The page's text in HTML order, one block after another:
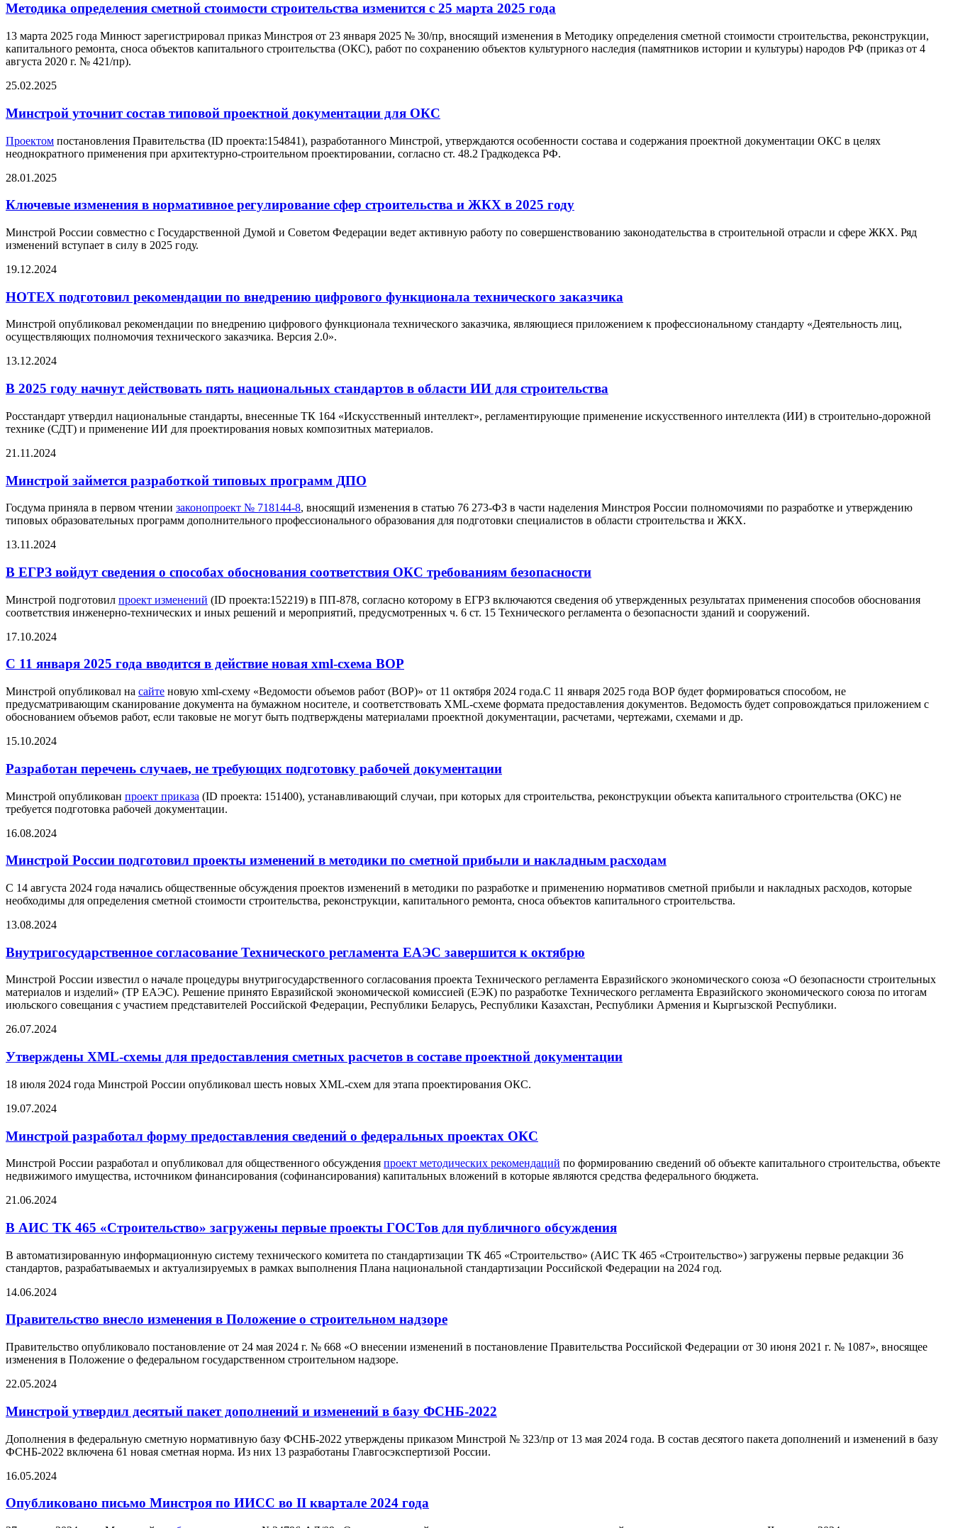
Методика определения сметной стоимости строительства изменится с 25 марта 2025 года
13 марта 2025 года Минюст зарегистрировал приказ Минстроя от 23 января 2025 № 30/пр, вносящий изменения в Методику определения сметной стоимости строительства, реконструкции,
капитального ремонта, сноса объектов капитального строительства (ОКС), работ по сохранению объектов культурного наследия (памятников истории и культуры) народов РФ (приказ от 4
августа 2020 г. № 421/пр).
25.02.2025
Минстрой уточнит состав типовой проектной документации для ОКС
Проектом постановления Правительства (ID проекта:154841), разработанного Минстрой, утверждаются особенности состава и содержания проектной документации ОКС в целях
неоднократного применения при архитектурно-строительном проектировании, согласно ст. 48.2 Градкодекса РФ.
28.01.2025
Ключевые изменения в нормативное регулирование сфер строительства и ЖКХ в 2025 году
Минстрой России совместно с Государственной Думой и Советом Федерации ведет активную работу по совершенствованию законодательства в строительной отрасли и сфере ЖКХ. Ряд
изменений вступает в силу в 2025 году.
19.12.2024
НОТЕХ подготовил рекомендации по внедрению цифрового функционала технического заказчика
Минстрой опубликовал рекомендации по внедрению цифрового функционала технического заказчика, являющиеся приложением к профессиональному стандарту «Деятельность лиц,
осуществляющих полномочия технического заказчика. Версия 2.0».
13.12.2024
В 2025 году начнут действовать пять национальных стандартов в области ИИ для строительства
Росстандарт утвердил национальные стандарты, внесенные ТК 164 «Искусственный интеллект», регламентирующие применение искусственного интеллекта (ИИ) в строительно-дорожной
технике (СДТ) и применение ИИ для проектирования новых композитных материалов.
21.11.2024
Минстрой займется разработкой типовых программ ДПО
Госдума приняла в первом чтении законопроект № 718144-8, вносящий изменения в статью 76 273-ФЗ в части наделения Минстроя России полномочиями по разработке и утверждению
типовых образовательных программ дополнительного профессионального образования для подготовки специалистов в области строительства и ЖКХ.
13.11.2024
В ЕГРЗ войдут сведения о способах обоснования соответствия ОКС требованиям безопасности
Минстрой подготовил проект изменений (ID проекта:152219) в ПП-878, согласно которому в ЕГРЗ включаются сведения об утвержденных результатах применения способов обоснования
соответствия инженерно-технических и иных решений и мероприятий, предусмотренных ч. 6 ст. 15 Технического регламента о безопасности зданий и сооружений.
17.10.2024
С 11 января 2025 года вводится в действие новая xml-схема ВОР
Минстрой опубликовал на сайте новую xml-схему «Ведомости объемов работ (ВОР)» от 11 октября 2024 года.С 11 января 2025 года ВОР будет формироваться способом, не
предусматривающим сканирование документа на бумажном носителе, и соответствовать XML-схеме формата предоставления документов. Ведомость будет сопровождаться приложением с
обоснованием объемов работ, если таковые не могут быть подтверждены материалами проектной документации, расчетами, чертежами, схемами и др.
15.10.2024
Разработан перечень случаев, не требующих подготовку рабочей документации
Минстрой опубликован проект приказа (ID проекта: 151400), устанавливающий случаи, при которых для строительства, реконструкции объекта капитального строительства (ОКС) не
требуется подготовка рабочей документации.
16.08.2024
Минстрой России подготовил проекты изменений в методики по сметной прибыли и накладным расходам
С 14 августа 2024 года начались общественные обсуждения проектов изменений в методики по разработке и применению нормативов сметной прибыли и накладных расходов, которые
необходимы для определения сметной стоимости строительства, реконструкции, капитального ремонта, сноса объектов капитального строительства.
13.08.2024
Внутригосударственное согласование Технического регламента ЕАЭС завершится к октябрю
Минстрой России известил о начале процедуры внутригосударственного согласования проекта Технического регламента Евразийского экономического союза «О безопасности строительных
материалов и изделий» (ТР ЕАЭС). Решение принято Евразийской экономической комиссией (ЕЭК) по разработке Технического регламента Евразийского экономического союза по итогам
июльского совещания с участием представителей Российской Федерации, Республики Беларусь, Республики Казахстан, Республики Армения и Кыргызской Республики.
26.07.2024
Утверждены XML-схемы для предоставления сметных расчетов в составе проектной документации
18 июля 2024 года Минстрой России опубликовал шесть новых XML-схем для этапа проектирования ОКС.
19.07.2024
Минстрой разработал форму предоставления сведений о федеральных проектах ОКС
Минстрой России разработал и опубликовал для общественного обсуждения проект методических рекомендаций по формированию сведений об объекте капитального строительства, объекте
недвижимого имущества, источником финансирования (софинансирования) капитальных вложений в которые являются средства федерального бюджета.
21.06.2024
В АИС ТК 465 «Строительство» загружены первые проекты ГОСТов для публичного обсуждения
В автоматизированную информационную систему технического комитета по стандартизации ТК 465 «Строительство» (АИС ТК 465 «Строительство») загружены первые редакции 36
стандартов, разрабатываемых и актуализируемых в рамках выполнения Плана национальной стандартизации Российской Федерации на 2024 год.
14.06.2024
Правительство внесло изменения в Положение о строительном надзоре
Правительство опубликовало постановление от 24 мая 2024 г. № 668 «О внесении изменений в постановление Правительства Российской Федерации от 30 июня 2021 г. № 1087», вносящее
изменения в Положение о федеральном государственном строительном надзоре.
22.05.2024
Минстрой утвердил десятый пакет дополнений и изменений в базу ФСНБ-2022
Дополнения в федеральную сметную нормативную базу ФСНБ-2022 утверждены приказом Минстрой № 323/пр от 13 мая 2024 года. В состав десятого пакета дополнений и изменений в базу
ФСНБ-2022 включена 61 новая сметная норма. Из них 13 разработаны Главгосэкспертизой России.
16.05.2024
Опубликовано письмо Минстроя по ИИСС во II квартале 2024 года